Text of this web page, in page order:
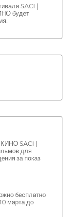
SACI |
будет
SACI |
для
за показ
бесплатно
марта до